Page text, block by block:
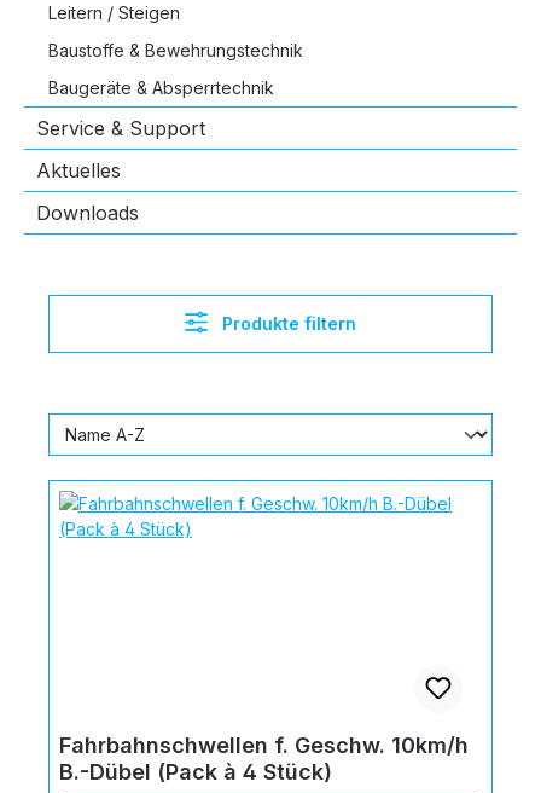
Leitern / Steigen
Baustoffe & Bewehrungstechnik
Baugeräte & Absperrtechnik
Service & Support
Aktuelles
Downloads
Produkte filtern
Fahrbahnschwellen f. Geschw. 10km/h
B.-Dübel (Pack à 4 Stück)